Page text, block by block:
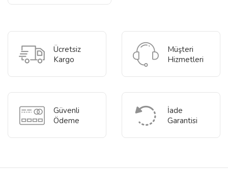
Ücretsiz
Kargo
Müşteri
Hizmetleri
Güvenli
Ödeme
İade
Garantisi